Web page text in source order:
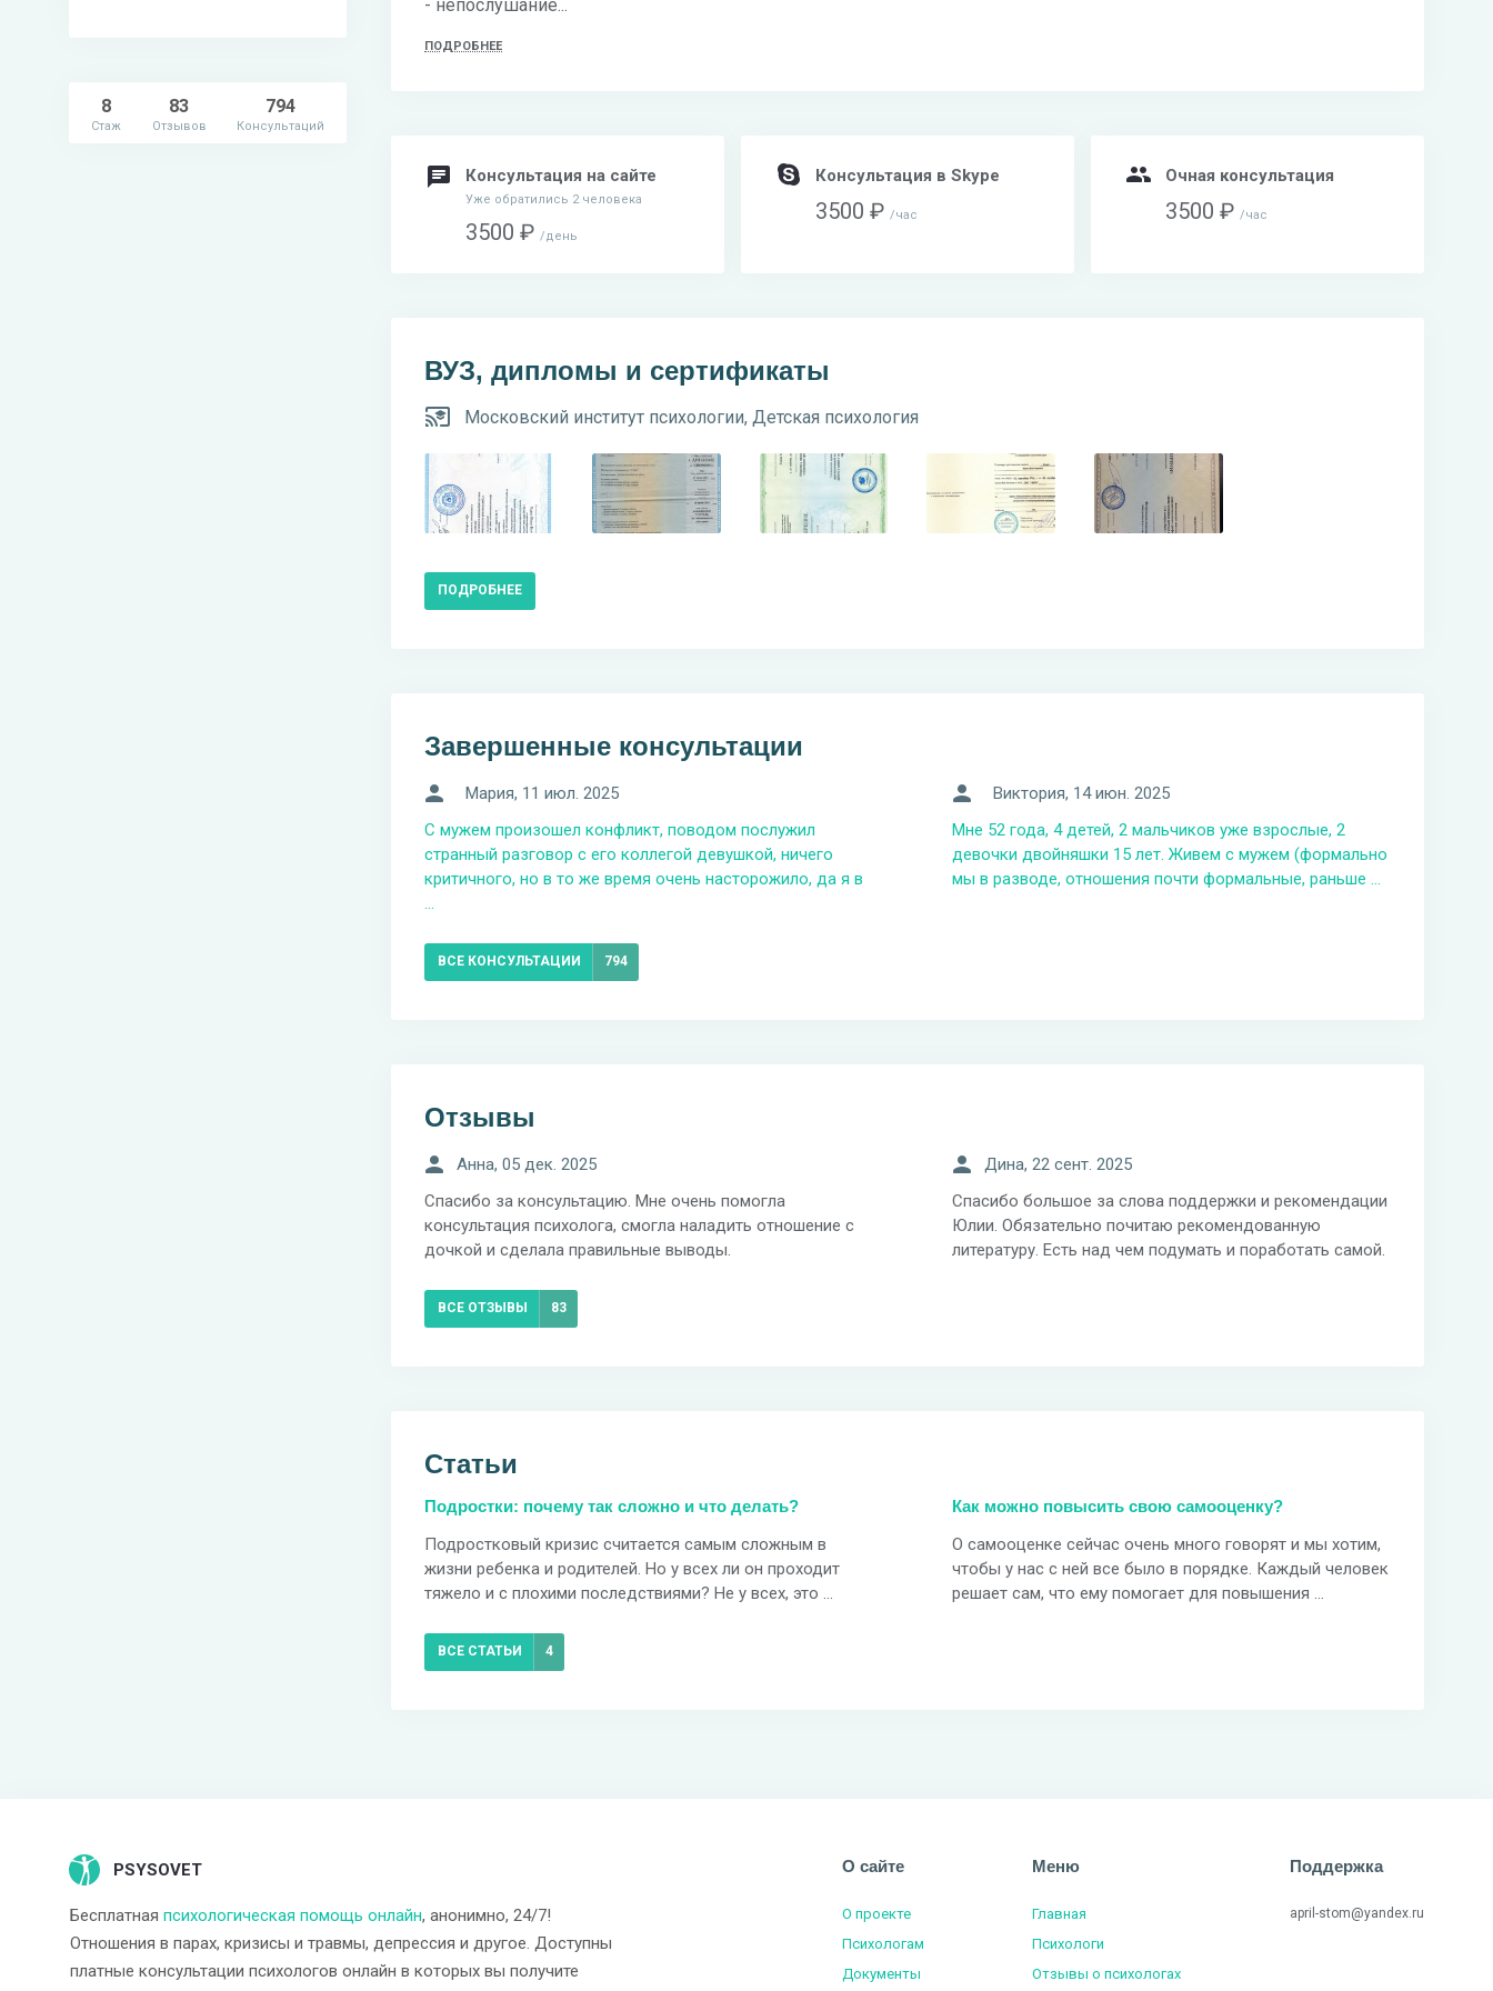
794
Консультаций
83
Отзывов
8
Стаж
- непослушание...
ПОДРОБНЕЕ
Консультация на сайте
Уже обратились 2 человека
3500 ₽ день
Консультация в Skype
3500 ₽ час
Очная консультация
3500 ₽ час
ВУЗ, дипломы и сертификаты
Московский институт психологии, Детская психология
ПОДРОБНЕЕ
Завершенные консультации
Мария, 11 июл. 2025
С мужем произошел конфликт, поводом послужил
странный разговор с его коллегой девушкой, ничего
критичного, но в то же время очень насторожило, да я в
...
Виктория, 14 июн. 2025
Мне 52 года, 4 детей, 2 мальчиков уже взрослые, 2
девочки двойняшки 15 лет. Живем с мужем (формально
мы в разводе, отношения почти формальные, раньше ...
ВСЕ КОНСУЛЬТАЦИИ 794
Отзывы
Анна, 05 дек. 2025
Спасибо за консультацию. Мне очень помогла
консультация психолога, смогла наладить отношение с
дочкой и сделала правильные выводы.
Дина, 22 сент. 2025
Спасибо большое за слова поддержки и рекомендации
Юлии. Обязательно почитаю рекомендованную
литературу. Есть над чем подумать и поработать самой.
ВСЕ ОТЗЫВЫ 83
Статьи
Подростки: почему так сложно и что делать?
Подростковый кризис считается самым сложным в
жизни ребенка и родителей. Но у всех ли он проходит
тяжело и с плохими последствиями? Не у всех, это ...
Как можно повысить свою самооценку?
О самооценке сейчас очень много говорят и мы хотим,
чтобы у нас с ней все было в порядке. Каждый человек
решает сам, что ему помогает для повышения ...
ВСЕ СТАТЬИ 4
PSYSOVET
Бесплатная психологическая помощь онлайн, анонимно, 24/7!
Отношения в парах, кризисы и травмы, депрессия и другое. Доступны
платные консультации психологов онлайн в которых вы получите
О сайте
О проекте
Психологам
Документы
Меню
Главная
Психологи
Отзывы о психологах
Поддержка
april-stom@yandex.ru